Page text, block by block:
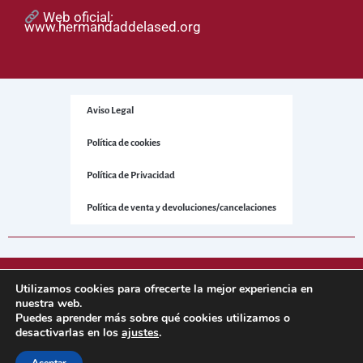
Web oficial:
www.hermandaddelased.org
Aviso Legal
Política de cookies
Política de Privacidad
Política de venta y devoluciones/cancelaciones
Sitio web desarrollado porNetNerman– Gestión Integral de
Utilizamos cookies para ofrecerte la mejor experiencia en
nuestra web.
Puedes aprender más sobre qué cookies utilizamos o
desactivarlas en los ajustes.